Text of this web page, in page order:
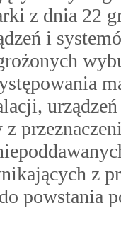
z dnia 22
i
z
z
powstania